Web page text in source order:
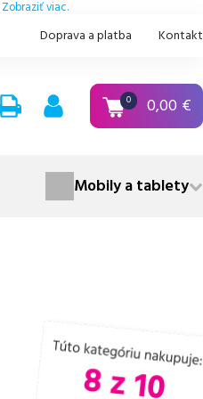
Zobraziť viac.
Doprava a platba Kontakt
0 0,00 €
Mobily a tablety